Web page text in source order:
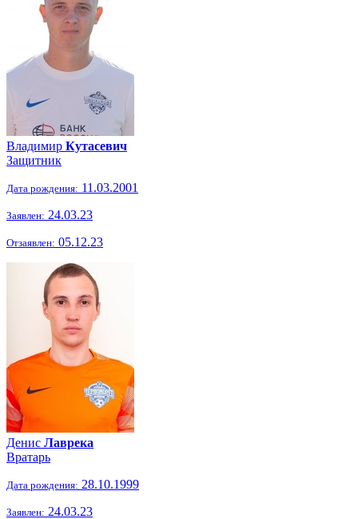
Владимир Кутасевич
Защитник
Дата рождения: 11.03.2001
Заявлен: 24.03.23
Отзаявлен: 05.12.23
Денис Лаврека
Вратарь
Дата рождения: 28.10.1999
Заявлен: 24.03.23